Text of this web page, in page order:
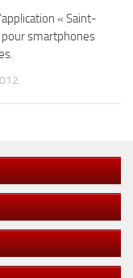
« Saint-
pour smartphones